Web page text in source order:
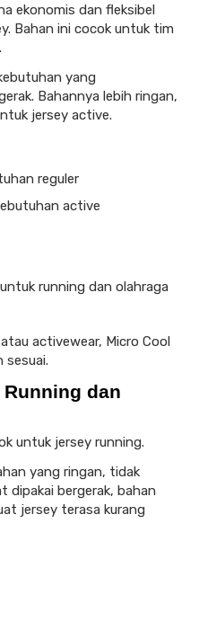
ekonomis dan fleksibel
Bahan ini cocok untuk tim
yang
Bahannya lebih ringan,
jersey active.
reguler
active
running dan olahraga
activewear, Micro Cool
sesuai.
dan
untuk jersey running.
yang ringan, tidak
dipakai bergerak, bahan
jersey terasa kurang